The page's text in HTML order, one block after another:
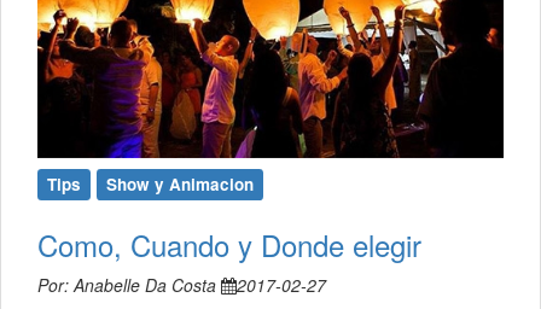
Tips Show y Animacion
Como, Cuando y Donde elegir
Por: Anabelle Da Costa
2017-02-27